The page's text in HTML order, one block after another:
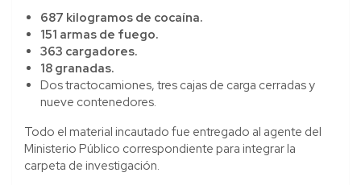
687 kilogramos de cocaína.
151 armas de fuego.
363 cargadores.
18 granadas.
Dos tractocamiones, tres cajas de carga cerradas y
nueve contenedores.
Todo el material incautado fue entregado al agente del
Ministerio Público correspondiente para integrar la
carpeta de investigación.